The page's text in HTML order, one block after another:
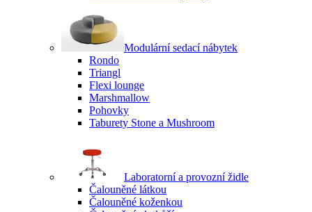
Modulární sedací nábytek
Rondo
Triangl
Flexi lounge
Marshmallow
Pohovky
Taburety Stone a Mushroom
Laboratorní a provozní židle
Čalouněné látkou
Čalouněné koženkou